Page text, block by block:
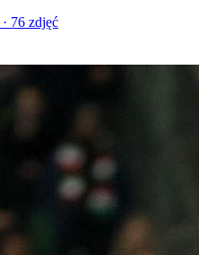
· 76 zdjęć